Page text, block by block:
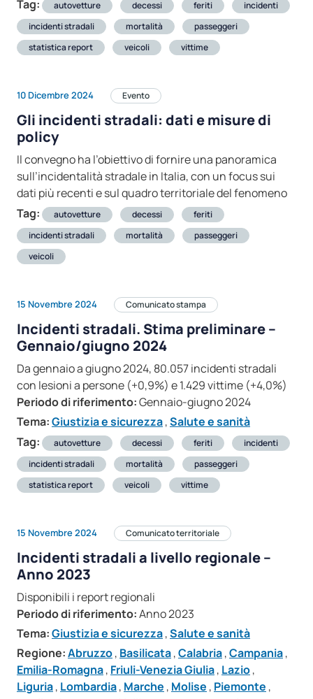
Tag: autovetture decessi feriti
incidenti
incidenti stradali
mortalità
passeggeri
statistica report
veicoli vittime
10 Dicembre 2024 Evento
Gli incidenti stradali: dati e misure di
policy
Il convegno ha l’obiettivo di fornire una panoramica
sull’incidentalità stradale in Italia, con un focus sui
dati più recenti e sul quadro territoriale del fenomeno
Tag:
autovetture decessi
feriti
incidenti stradali
mortalità
passeggeri
veicoli
15 Novembre 2024 Comunicato stampa
Incidenti stradali. Stima preliminare –
Gennaio/giugno 2024
Da gennaio a giugno 2024, 80.057 incidenti stradali
con lesioni a persone (+0,9%) e 1.429 vittime (+4,0%)
Periodo di riferimento:Gennaio-giugno 2024
Tema:Giustizia e sicurezza,Salute e sanità
Tag:
autovetture decessi feriti
incidenti
incidenti stradali
mortalità
passeggeri
statistica report
veicoli vittime
15 Novembre 2024 Comunicato territoriale
Incidenti stradali a livello regionale –
Anno 2023
Disponibili i report regionali
Periodo di riferimento:Anno 2023
Tema:Giustizia e sicurezza,Salute e sanità
Regione:Abruzzo, Basilicata,Calabria,Campania,
Emilia-Romagna, Friuli-Venezia Giulia, Lazio,
Liguria, Lombardia, Marche , Molise , Piemonte ,